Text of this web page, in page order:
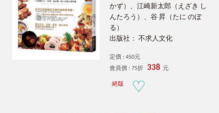
かず）、江崎新太郎（えざき し
んたろう）、谷 昇（たに のぼ
る）
出版社： 不求人文化
定價 : 450元
會員價 : 75折
338 元
絕版